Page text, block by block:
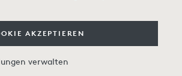
AKZEPTIEREN
verwalten